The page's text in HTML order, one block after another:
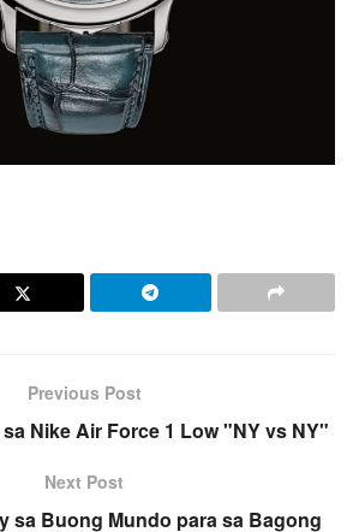
Previous Post
Nike Air Force 1 Low "NY vs NY"
Next Post
sa Buong Mundo para sa Bagong